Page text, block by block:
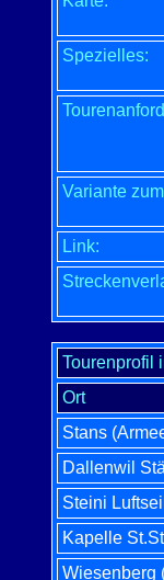
Spezielles:
Variante
Link:
Tourenprofil
Ort
Stans
Dallenwil
Steini
Kapelle
Wiesenberg